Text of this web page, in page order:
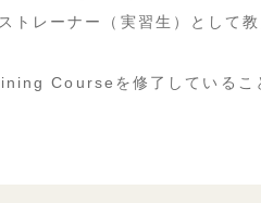
レーナー（実習生）として教
Courseを修了しているこ